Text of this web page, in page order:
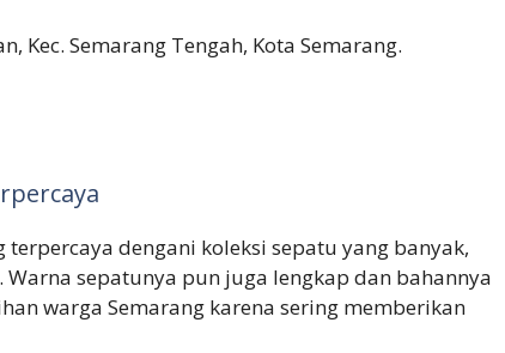
Kec. Semarang Tengah, Kota Semarang.
terpercaya dengani koleksi sepatu yang banyak,
sepatunya pun juga lengkap dan bahannya
warga Semarang karena sering memberikan